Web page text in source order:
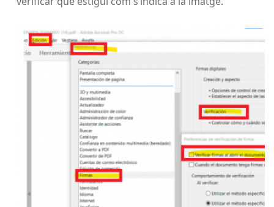
Per tal d’assegurar l’obertura dels rebuts de
tramitació (fora de la plataforma) podeu anar, en el
PDF, a la pestanyaEdició / Preferències / Firmesi
verificar que estigui com s’indica a la imatge.